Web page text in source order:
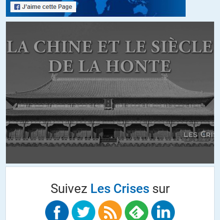
témoigne bien de l’autisme de cette classe de gouvernant sensible à
ses seuls intérêts, ouverte à ses seules idées, à l’écoute de ses seuls
rien de plus que la domination et la sujétion du peuple.
ALERTER
Crapaud Rouge//05.05.2016 à 20h18
«tous ont droit à une pique sur le fait qu’ils sont supposés ne pas
bosser alors que leur combat est de l’ordre du politique» : voilà qui
est finement observé ! Je n’ai pas vérifié si c’était vraiment vrai
d’après le strict contenu du billet, mais bravo quand même parce
« investissement ». (Cf.
http://www.les-crises.fr/video-universites-
americaines-le-cauchemar-de-la-dette-etudiante/) Dans le même
mouvement, comment avantager toujours plus les
« entrepreneurs » parés de toutes les vertus, y compris en réduisant
Suivez Les Crisessur